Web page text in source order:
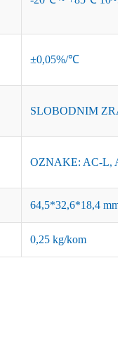
±0,05%/℃
SLOBODNIM
OZNAKE: AC-L,
64,5*32,6*18,4 mm
0,25 kg/kom